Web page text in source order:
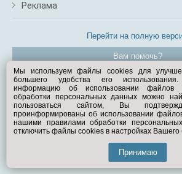
Реклама
Перейти на полную
Вам помочь?
© Exist.ru 1998—2026
Мы используем файлы cookies для
большего удобства его
информацию об использовании файлов
обработки персональных данных можно
пользоваться сайтом, Вы
проинформированы об использовании
нашими правилами обработки
отключить файлы cookies в настройках Вашего
Принимаю